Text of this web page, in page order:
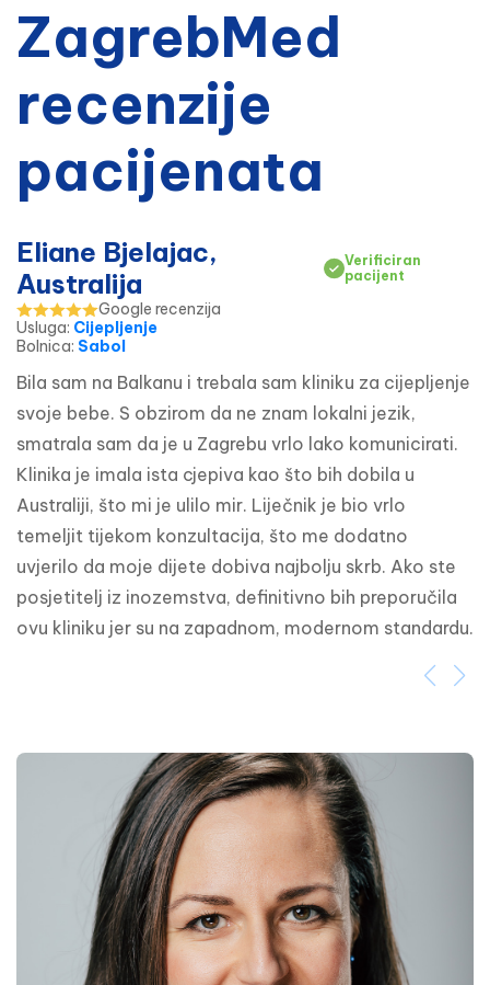
ZagrebMed
recenzije
pacijenata
Eliane Bjelajac,
Australija
Verificiran
pacijent
Google recenzija
Usluga: Cijepljenje
Bolnica: Sabol
Bila sam na Balkanu i trebala sam kliniku za cijepljenje
svoje bebe. S obzirom da ne znam lokalni jezik,
smatrala sam da je u Zagrebu vrlo lako komunicirati.
Klinika je imala ista cjepiva kao što bih dobila u
Australiji, što mi je ulilo mir. Liječnik je bio vrlo
temeljit tijekom konzultacija, što me dodatno
uvjerilo da moje dijete dobiva najbolju skrb. Ako ste
posjetitelj iz inozemstva, definitivno bih preporučila
ovu kliniku jer su na zapadnom, modernom standardu.